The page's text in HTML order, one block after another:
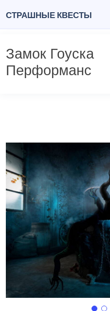
Страшные квесты
Замок Гоуска
Перформанс